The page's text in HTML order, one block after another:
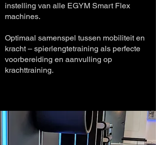
instelling van alle EGYM Smart Flex
machines.
Optimaal samenspel tussen mobiliteit en
kracht – spierlengtetraining als perfecte
voorbereiding en aanvulling op
krachttraining.